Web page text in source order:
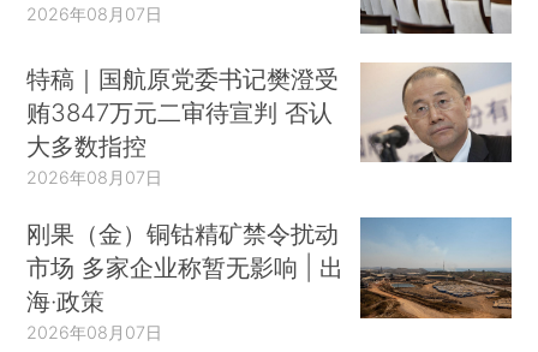
2026年08月07日
特稿｜国航原党委书记樊澄受
贿3847万元二审待宣判 否认
大多数指控
2026年08月07日
刚果（金）铜钴精矿禁令扰动
市场 多家企业称暂无影响 | 出
海·政策
2026年08月07日